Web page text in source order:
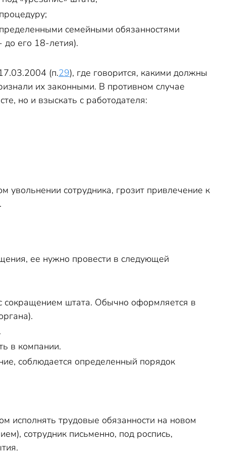
семейными обязанностями
его 18-летия).
(п.29), где говорится, какими должны
их законными. В противном случае
но и взыскать с работодателя:
сотрудника, грозит привлечение к
ее нужно провести в следующей
сокращением штата. Обычно оформляется в
в компании.
соблюдается определенный порядок
исполнять трудовые обязанности на новом
сотрудник письменно, под роспись,